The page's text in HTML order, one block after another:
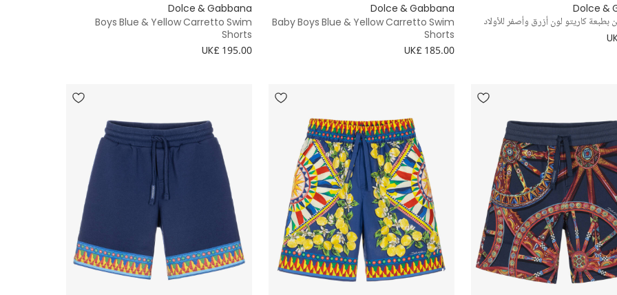
Dolce &
بطبعة كاريتو لون أزرق وأصفر للأولاد
Dolce & Gabbana
Baby Boys Blue & Yellow Carretto Swim
Shorts
UK£ 185.00
Dolce & Gabbana
Boys Blue & Yellow Carretto Swim
Shorts
UK£ 195.00